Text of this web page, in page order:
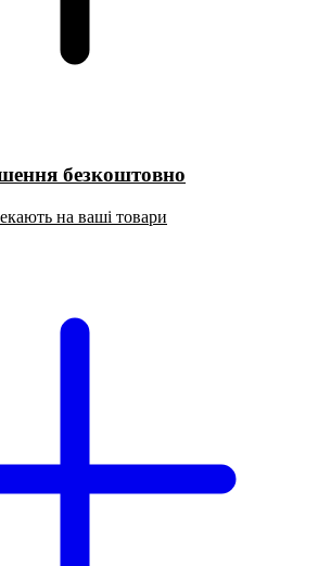
безкоштовно
на ваші товари